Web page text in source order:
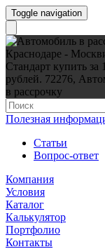
Toggle navigation
Полезная
Статьи
Вопрос-ответ
Компания
Условия
Каталог
Калькулятор
Портфолио
Контакты